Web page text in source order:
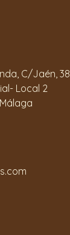
C/Jaén, 38
Local 2